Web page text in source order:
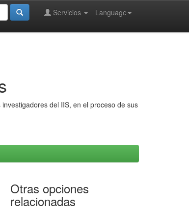
Language
Servicios
del IIS, en el proceso de sus
Otras opciones
relacionadas